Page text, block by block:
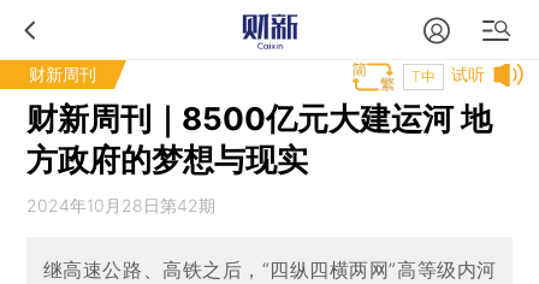
财新周刊 试听
T中
财新周刊｜8500亿元大建运河 地
方政府的梦想与现实
2024年10月28日第42期
继高速公路、高铁之后，“四纵四横两网”高等级内河